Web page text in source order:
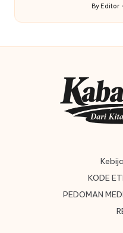
Posted
by
By Editor
KODE
PEDOMAN